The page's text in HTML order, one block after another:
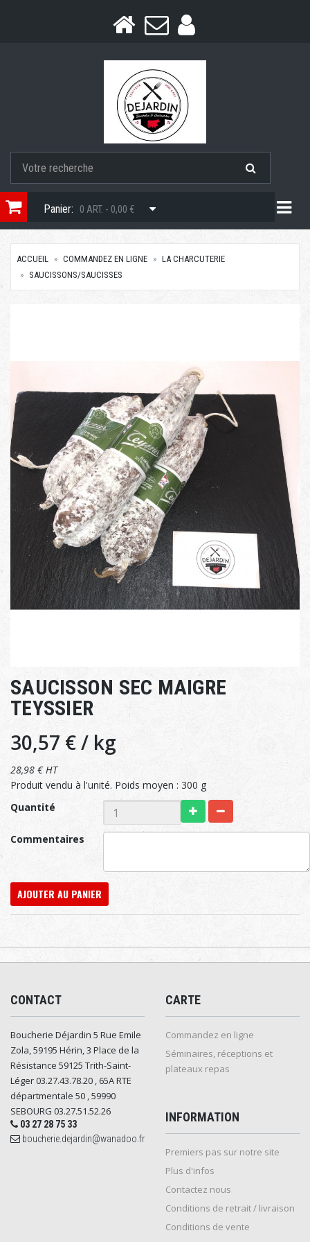
Panier: 0 ART. - 0,00 €
ACCUEIL COMMANDEZ EN LIGNE
LA CHARCUTERIE
SAUCISSONS/SAUCISSES
SAUCISSON SEC MAIGRE
TEYSSIER
30,57 €/ kg
28,98 € HT
Produit vendu à l'unité. Poids moyen : 300 g
Quantité
Commentaires
AJOUTER AU PANIER
CONTACT
Boucherie Déjardin 5 Rue Emile
Zola, 59195 Hérin, 3 Place de la
Résistance 59125 Trith-Saint-
Léger 03.27.43.78.20 , 65A RTE
départmentale 50 , 59990
SEBOURG 03.27.51.52.26
03 27 28 75 33
boucherie.dejardin@wanadoo.fr
CARTE
Commandez en ligne
Séminaires, réceptions et
plateaux repas
INFORMATION
Premiers pas sur notre site
Plus d'infos
Contactez nous
Conditions de retrait / livraison
Conditions de vente